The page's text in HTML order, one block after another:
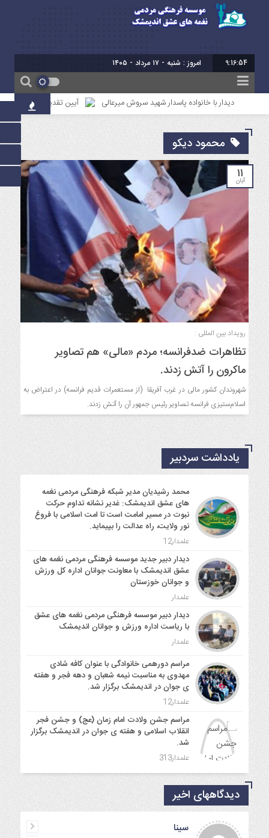
9:16:55 امروز : شنبه - ۱۷ مرداد - ۱۴۰۵
دیدار با خانواده پاسدار شهید سروش میرعالی آیین تقدیر از فعالین امر
محمود دیکو
۱۱
آبان
رویداد بین المللی :
تظاهرات ضدفرانسه؛ مردم «مالی» هم تصاویر
ماکرون را آتش زدند.
شهروندان کشور مالی در غرب آفریقا (از مستعمرات قدیم فرانسه) در اعتراض به
اسلام‌ستیزی فرانسه تصاویر رئیس جمهور آن را آتش زدند.
یادداشت سردبیر
محمد رشیدیان مدیر شبکه فرهنگی مردمی نغمه
های عشق اندیمشک: غدیر نشانه تداوم حرکت
نبوت در مسیر امامت است تا امت اسلامی با فروغ
نور ولایت، راه عدالت را بپیماید.
علمدار12
دیدار دبیر جدید موسسه فرهنگی مردمی نغمه های
عشق اندیمشک با معاونت جوانان اداره کل ورزش
و جوانان خوزستان
علمدار
دیدار دبیر موسسه فرهنگی مردمی نغمه های عشق
با ریاست اداره ورزش و جوانان اندیمشک
علمدار
مراسم دورهمی خانوادگی با عنوان کافه شادی
مهدوی به مناسبت نیمه شعبان و دهه فجر و هفته
ی جوان در اندیمشک برگزار شد.
علمدار12
مراسم جشن ولادت امام زمان (عج) و جشن فجر
انقلاب اسلامی و هفته ی جوان در اندیمشک برگزار
شد.
علمدار313
دیدگاههای اخیر
سینا